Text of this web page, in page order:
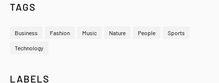
TAGS
Business Fashion Music Nature People Sports
Technology
LABELS